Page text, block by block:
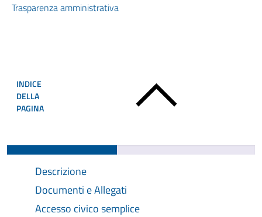
Trasparenza amministrativa
INDICE
DELLA
PAGINA
Descrizione
Documenti e Allegati
Accesso civico semplice